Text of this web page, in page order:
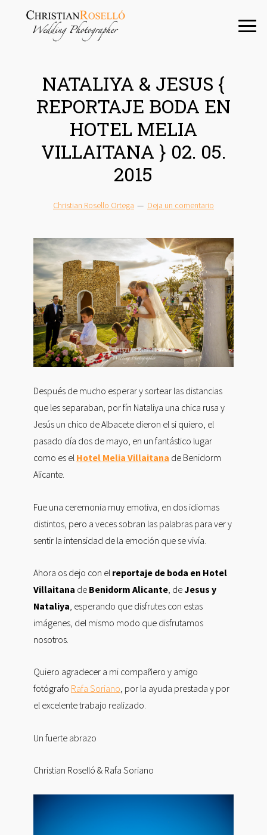
contenido
NATALIYA & JESUS {
REPORTAJE BODA EN
HOTEL MELIA
VILLAITANA } 02. 05.
2015
Christian Rosello Ortega Deja un comentario
Después de mucho esperar y sortear las distancias
que les separaban, por fín Nataliya una chica rusa y
Jesús un chico de Albacete dieron el si quiero, el
pasado día dos de mayo, en un fantástico lugar
como es el Hotel Melia Villaitana de Benidorm
Alicante.
Fue una ceremonia muy emotiva, en dos idiomas
distintos, pero a veces sobran las palabras para ver y
sentir la intensidad de la emoción que se vivía.
Ahora os dejo con el reportaje de boda en Hotel
Villaitana de Benidorm Alicante, deJesus y
Nataliya , esperando que disfrutes con estas
imágenes, del mismo modo que disfrutamos
nosotros.
Quiero agradecer a mi compañero y amigo
fotógrafo Rafa Soriano, por la ayuda prestada y por
el excelente trabajo realizado.
Un fuerte abrazo
Christian Roselló & Rafa Soriano